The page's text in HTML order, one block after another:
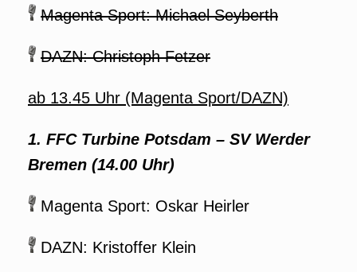
Magenta Sport: Michael Seyberth
DAZN: Christoph Fetzer
ab 13.45 Uhr (Magenta Sport/DAZN)
1. FFC Turbine Potsdam – SV Werder
Bremen (14.00 Uhr)
Magenta Sport: Oskar Heirler
DAZN: Kristoffer Klein